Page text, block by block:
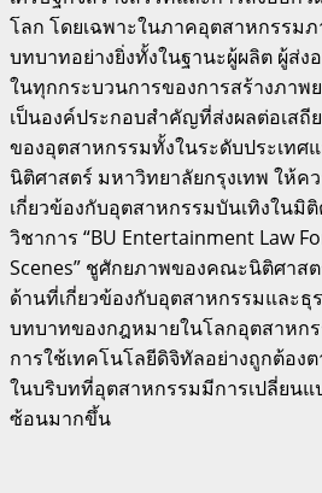
โลก โดยเฉพาะในภาคอุตสาหกรรม
บทบาทอย่างยิ่งทั้งในฐานะผู้ผลิต ผู้ส่ง
ในทุกกระบวนการของการสร้างภาพ
เป็นองค์ประกอบสำคัญที่ส่งผลต่อเสถี
ของอุตสาหกรรมทั้งในระดับประเทศ
นิติศาสตร์ มหาวิทยาลัยกรุงเทพ ให้
เกี่ยวข้องกับอุตสาหกรรมบันเทิงในมิติ
วิชาการ “BU Entertainment Law
Scenes” ชูศักยภาพของคณะนิติศาส
ด้านที่เกี่ยวข้องกับอุตสาหกรรมและธุ
บทบาทของกฎหมายในโลกอุตสาหก
การใช้เทคโนโลยีดิจิทัลอย่างถูกต้อง
ในบริบทที่อุตสาหกรรมมีการเปลี่ยนแ
ซ้อนมากขึ้น